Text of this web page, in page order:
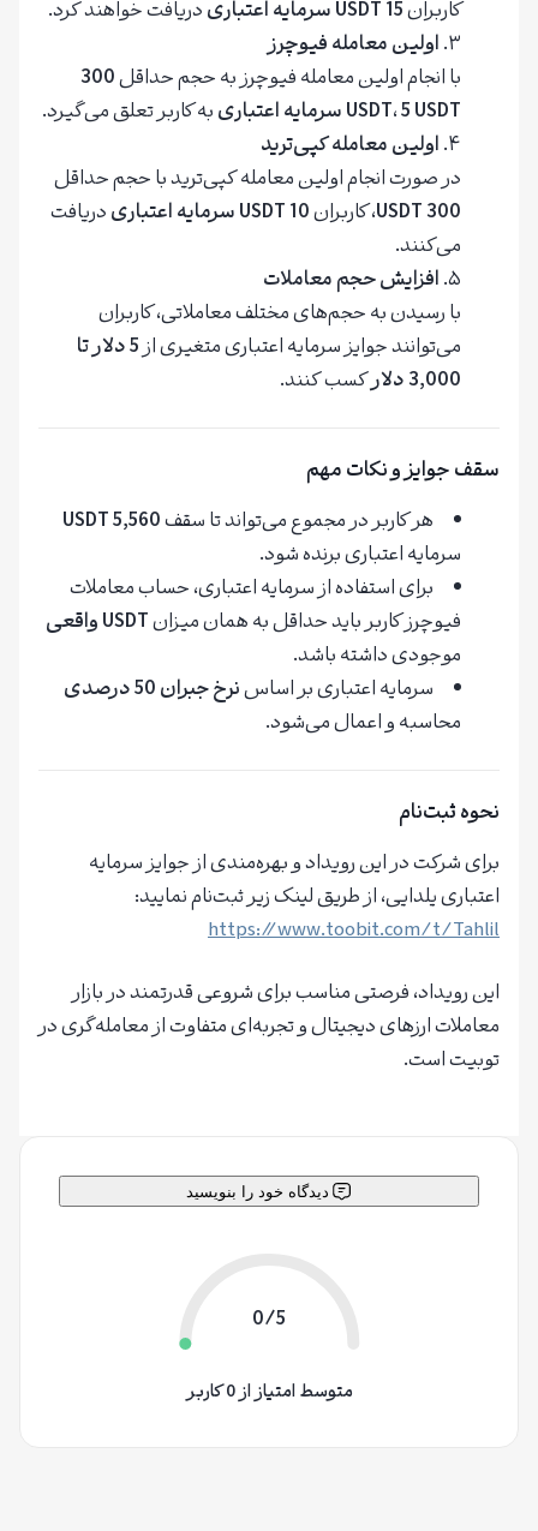
کاربران15 USDT سرمایه اعتباری
دریافت خواهند کرد.
اولین معامله فیوچرز
با انجام اولین معامله فیوچرز به حجم حداقل300
USDT،5 USDT سرمایه اعتباری
به کاربر تعلق می‌گیرد.
اولین معامله کپی‌ترید
در صورت انجام اولین معامله کپی‌ترید با حجم حداقل
300 USDT
، کاربران10 USDT سرمایه اعتباری
دریافت
می‌کنند.
افزایش حجم معاملات
با رسیدن به حجم‌های مختلف معاملاتی، کاربران
می‌توانند جوایز سرمایه اعتباری متغیری از 5 دلار تا
3,000 دلار
کسب کنند.
سقف جوایز و نکات مهم
هر کاربر در مجموع می‌تواند تا سقف5,560 USDT
سرمایه اعتباری برنده شود.
برای استفاده از سرمایه اعتباری، حساب معاملات
فیوچرز کاربر باید حداقل به همان میزانUSDT واقعی
موجودی داشته باشد.
سرمایه اعتباری بر اساسنرخ جبران 50 درصدی
محاسبه و اعمال می‌شود.
نحوه ثبت‌نام
برای شرکت در این رویداد و بهره‌مندی از جوایز سرمایه
اعتباری یلدایی، از طریق لینک زیر ثبت‌نام نمایید:
https://www.toobit.com/t/Tahlil
این رویداد، فرصتی مناسب برای شروعی قدرتمند در بازار
معاملات ارزهای دیجیتال و تجربه‌ای متفاوت از معامله‌گری در
توبیت است.
دیدگاه خود را بنویسید
0/5
متوسط امتیاز از 0 کاربر